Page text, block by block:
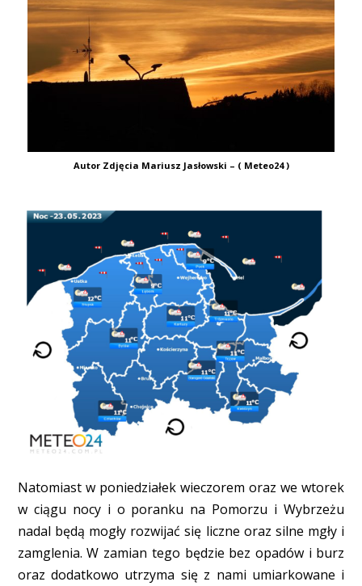
Autor Zdjęcia Mariusz Jasłowski – ( Meteo24 )
Natomiast w poniedziałek wieczorem oraz we wtorek
w ciągu nocy i o poranku na Pomorzu i Wybrzeżu
nadal będą mogły rozwijać się liczne oraz silne mgły i
zamglenia. W zamian tego będzie bez opadów i burz
oraz dodatkowo utrzyma się z nami umiarkowane i